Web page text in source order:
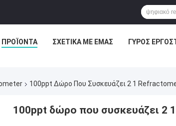
ΠΡΟΪΌΝΤΑ ΣΧΕΤΙΚΆ ΜΕ ΕΜΆΣ ΓΎΡΟΣ
100ppt Δώρο Που Συσκευάζει 2 1
100ppt δώρο που συσκευάζει 2